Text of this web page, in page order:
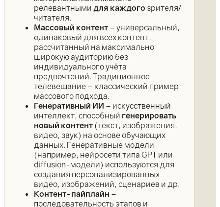
релевантными для каждого зрителя/
читателя.
Массовый контент – универсальный,
одинаковый для всех контент,
рассчитанный на максимально
широкую аудиторию без
индивидуального учёта
предпочтений. Традиционное
телевещание – классический пример
массового подхода.
Генеративный ИИ – искусственный
интеллект, способный генерировать
новый контент (текст, изображения,
видео, звук) на основе обучающих
данных. Генеративные модели
(например, нейросети типа GPT или
diffusion-модели) используются для
создания персонализированных
видео, изображений, сценариев и др.
Контент-пайплайн –
последовательность этапов и